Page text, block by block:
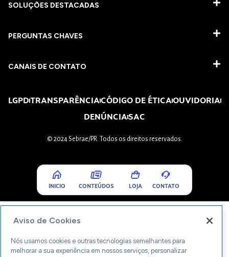
SOLUÇÕES DESTACADAS
PERGUNTAS CHAVES​
CANAIS DE CONTATO
LGPDTRANSPARÊNCIACÓDIGO DE ÉTICAOUVIDORIA
DENÚNCIASAC
© 2024 Sebrae/PR. Todos os direitos reservados.
INICIO CONTEÚDOS LOJA CONTATO
Aviso de Cookies
Nós usamos cookies e outras tecnologias semelhantes para
melhorar a sua experiência em nossos serviços, personalizar